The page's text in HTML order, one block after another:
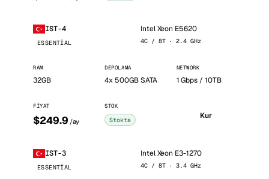
IST-4
ESSENTIAL
Intel Xeon E5620
4C / 8T · 2.4 GHz
RAM
32GB
DEPOLAMA
4x 500GB SATA
NETWORK
1 Gbps / 10TB
FIYAT
$249.9 /ay
STOK
Stokta Kur
IST-3
ESSENTIAL
Intel Xeon E3-1270
4C / 8T · 3.4 GHz